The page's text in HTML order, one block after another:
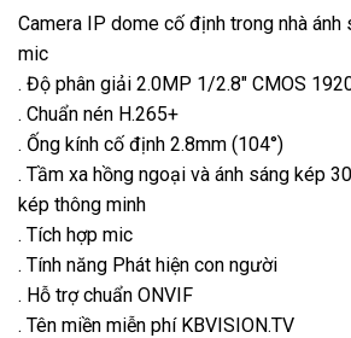
Camera IP dome cố định trong nhà
mic
. Độ phân giải 2.0MP 1/2.8″ CMOS
. Chuẩn nén H.265+
. Ống kính cố định 2.8mm (104°)
. Tầm xa hồng ngoại và ánh sáng kép
kép thông minh
. Tích hợp mic
. Tính năng Phát hiện con người
. Hỗ trợ chuẩn ONVIF
. Tên miền miễn phí KBVISION.TV